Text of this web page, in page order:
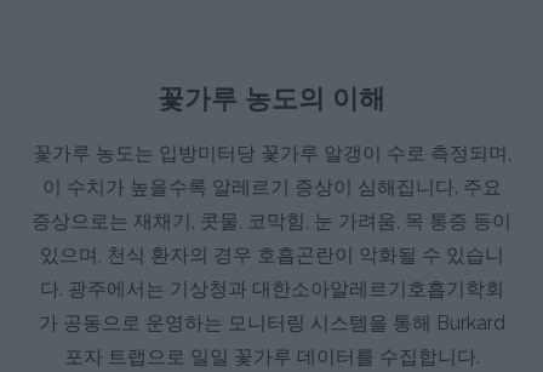
꽃가루 농도의 이해
꽃가루 농도는 입방미터당 꽃가루 알갱이 수로 측정되며,
이 수치가 높을수록 알레르기 증상이 심해집니다. 주요
증상으로는 재채기, 콧물, 코막힘, 눈 가려움, 목 통증 등이
있으며, 천식 환자의 경우 호흡곤란이 악화될 수 있습니
다. 광주에서는 기상청과 대한소아알레르기호흡기학회
가 공동으로 운영하는 모니터링 시스템을 통해 Burkard
포자 트랩으로 일일 꽃가루 데이터를 수집합니다.